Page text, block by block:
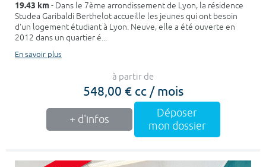
19.43 km- Dans le 7ème arrondissement de Lyon, la résidence
Studea Garibaldi Berthelot accueille les jeunes qui ont besoin
d'un logement étudiant à Lyon. Neuve, elle a été ouverte en
2012 dans un quartier é...
En savoir plus
à partir de
548,00 € cc / mois
+ d'infos
Déposer
mon dossier